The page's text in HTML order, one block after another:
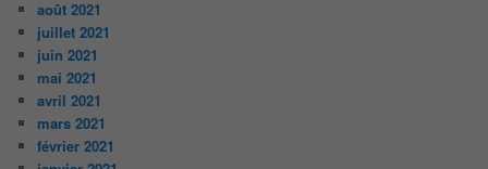
août 2021
juillet 2021
juin 2021
mai 2021
avril 2021
mars 2021
février 2021